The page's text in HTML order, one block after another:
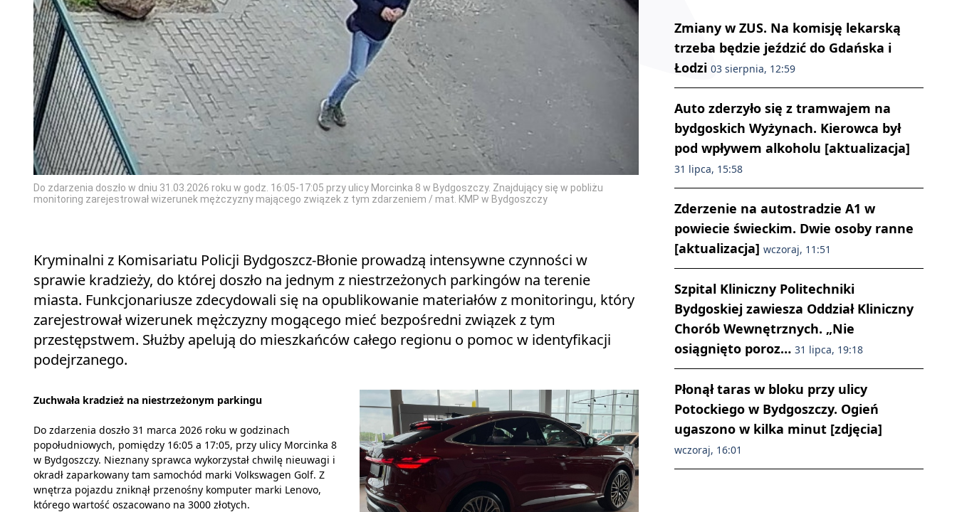
Do zdarzenia doszło w dniu 31.03.2026 roku w godz. 16:05-17:05 przy ulicy Morcinka 8 w Bydgoszczy. Znajdujący się w pobliżu
monitoring zarejestrował wizerunek mężczyzny mającego związek z tym zdarzeniem / mat. KMP w Bydgoszczy
Kryminalni z Komisariatu Policji Bydgoszcz-Błonie prowadzą intensywne czynności w
sprawie kradzieży, do której doszło na jednym z niestrzeżonych parkingów na terenie
miasta. Funkcjonariusze zdecydowali się na opublikowanie materiałów z monitoringu, który
zarejestrował wizerunek mężczyzny mogącego mieć bezpośredni związek z tym
przestępstwem. Służby apelują do mieszkańców całego regionu o pomoc w identyfikacji
podejrzanego.
Zuchwała kradzież na niestrzeżonym parkingu
Do zdarzenia doszło 31 marca 2026 roku w godzinach
popołudniowych, pomiędzy 16:05 a 17:05, przy ulicy Morcinka 8
w Bydgoszczy. Nieznany sprawca wykorzystał chwilę nieuwagi i
okradł zaparkowany tam samochód marki Volkswagen Golf. Z
wnętrza pojazdu zniknął przenośny komputer marki Lenovo,
którego wartość oszacowano na 3000 złotych.
Zmiany w ZUS. Na komisję lekarską
trzeba będzie jeździć do Gdańska i
Łodzi 03 sierpnia, 12:59
Auto zderzyło się z tramwajem na
bydgoskich Wyżynach. Kierowca był
pod wpływem alkoholu [aktualizacja]
31 lipca, 15:58
Zderzenie na autostradzie A1 w
powiecie świeckim. Dwie osoby ranne
[aktualizacja] wczoraj, 11:51
Szpital Kliniczny Politechniki
Bydgoskiej zawiesza Oddział Kliniczny
Chorób Wewnętrznych. „Nie
osiągnięto poroz… 31 lipca, 19:18
Płonął taras w bloku przy ulicy
Potockiego w Bydgoszczy. Ogień
ugaszono w kilka minut [zdjęcia]
wczoraj, 16:01